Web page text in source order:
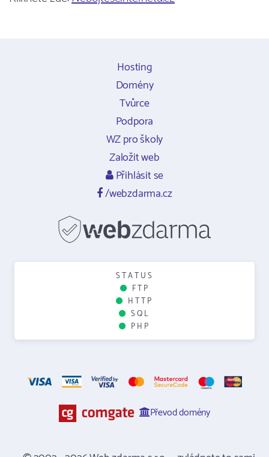
Hosting
Domény
Tvůrce
Podpora
WZ pro školy
Založit web
Přihlásit se
/webzdarma.cz
STATUS
FTP
HTTP
SQL
PHP
Převod domény